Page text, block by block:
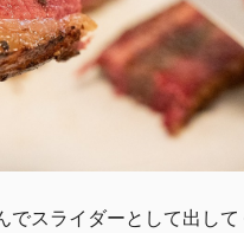
でスライダーとして出し